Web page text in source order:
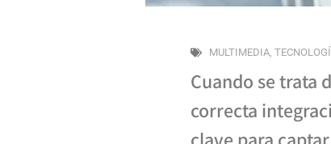
MULTIMEDIA,
Cuando se trata
correcta